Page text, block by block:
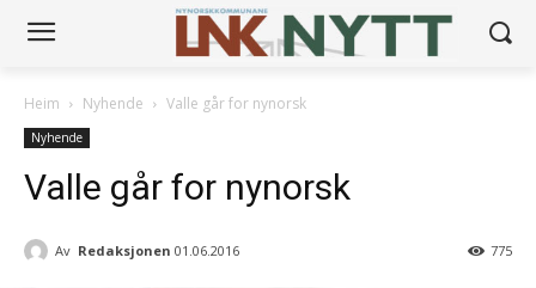
Heim Nyhende Valle går for nynorsk
Nyhende
Valle går for nynorsk
Av Redaksjonen 01.06.2016 775